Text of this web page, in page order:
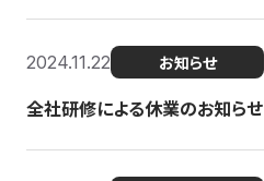
2024.11.22 お知らせ
全社研修による休業のお知らせ